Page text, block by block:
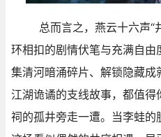
总而言之，燕云十六声“井
环相扣的剧情伏笔与充满自
集清河暗涌碎片、解锁隐藏
江湖诡谲的支线故事，都值
祠的孤井旁走一遭。当李蛙